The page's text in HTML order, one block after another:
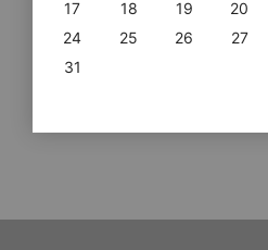
17
18 19 20
24
25 26 27
31